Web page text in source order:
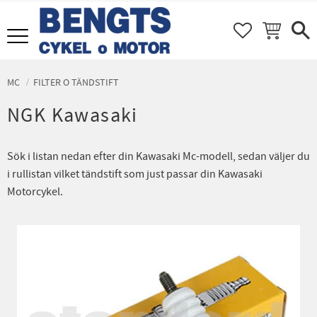
Meny FAVORITER
KUNDVAGN
MC FILTER O TÄNDSTIFT
NGK Kawasaki
Sök i listan nedan efter din Kawasaki Mc-modell, sedan väljer du
i rullistan vilket tändstift som just passar din Kawasaki
Motorcykel.